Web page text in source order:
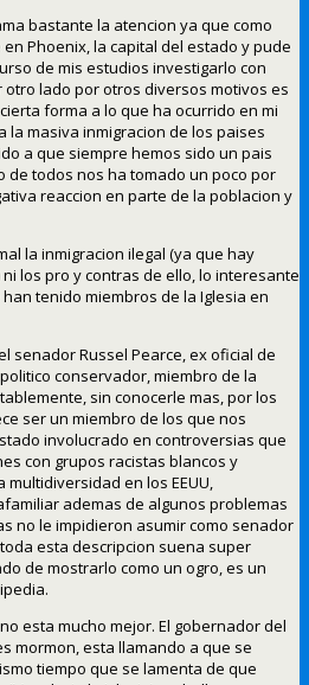
bastante la atencion ya que como
Phoenix, la capital del estado y pude
de mis estudios investigarlo con
lado por otros diversos motivos es
forma a lo que ha ocurrido en mi
la masiva inmigracion de los paises
a que siempre hemos sido un pais
todos nos ha tomado un poco por
reaccion en parte de la poblacion y
la inmigracion ilegal (ya que hay
los pro y contras de ello, lo interesante
tenido miembros de la Iglesia en
senador Russel Pearce, ex oficial de
conservador, miembro de la
sin conocerle mas, por los
ser un miembro de los que nos
involucrado en controversias que
con grupos racistas blancos y
en los EEUU,
ademas de algunos problemas
no le impidieron asumir como senador
esta descripcion suena super
de mostrarlo como un ogro, es un
esta mucho mejor. El gobernador del
mormon, esta llamando a que se
tiempo que se lamenta de que